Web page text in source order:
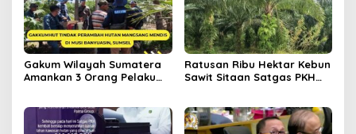
Gakum Wilayah Sumatera
Amankan 3 Orang Pelaku
Ratusan Ribu Hektar Kebun
Sawit Sitaan Satgas PKH